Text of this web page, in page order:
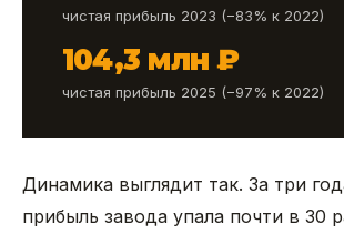
чистая прибыль 2023 (−83% к 2022)
104,3 млн ₽
чистая прибыль 2025 (−97% к 2022)
Динамика выглядит так. За три
прибыль завода упала почти в 30